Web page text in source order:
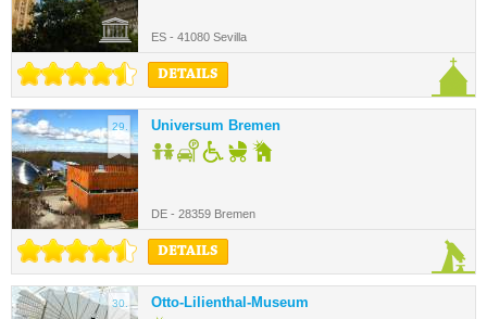
ES - 41080 Sevilla
DETAILS
29. Universum Bremen
DE - 28359 Bremen
DETAILS
30. Otto-Lilienthal-Museum